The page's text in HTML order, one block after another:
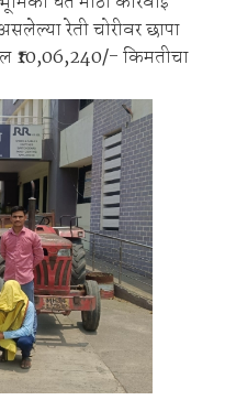
रेती चोरीवर छापा
₹10,06,240/- किमतीचा